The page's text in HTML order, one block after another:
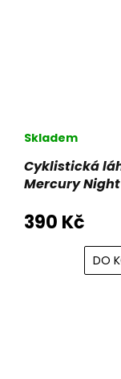
Cyklistická
Mercury
Skladem
390 Kč
DO